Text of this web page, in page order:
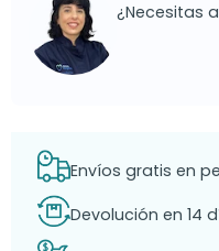
¿Necesitas
Envíos gratis en
Devolución en 14